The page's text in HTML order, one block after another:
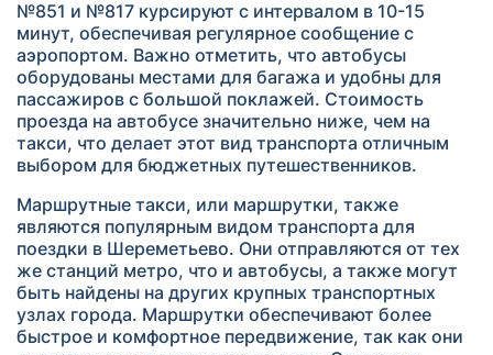
№851 и №817 курсируют с интервалом в 10-15
минут, обеспечивая регулярное сообщение с
аэропортом. Важно отметить, что автобусы
оборудованы местами для багажа и удобны для
пассажиров с большой поклажей. Стоимость
проезда на автобусе значительно ниже, чем на
такси, что делает этот вид транспорта отличным
выбором для бюджетных путешественников.
Маршрутные такси, или маршрутки, также
являются популярным видом транспорта для
поездки в Шереметьево. Они отправляются от тех
же станций метро, что и автобусы, а также могут
быть найдены на других крупных транспортных
узлах города. Маршрутки обеспечивают более
быстрое и комфортное передвижение, так как они